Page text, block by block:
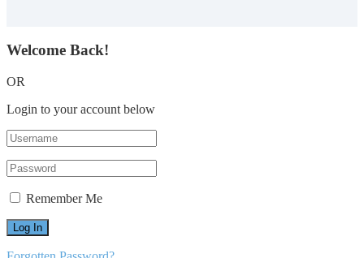
Welcome Back!
OR
Login to your account below
Remember Me